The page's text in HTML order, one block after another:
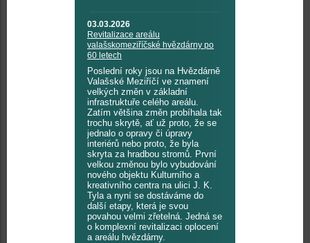
03.03.2026
Revitalizace areálu
valašskomeziříčské hvězdárny po
60 letech
Poslední roky jsou na Hvězdárně
Valašské Meziříčí ve znamení
velkých změn v základní
infrastruktuře celého areálu.
Zatím většina změn probíhala tak
trochu skrytě, ať už proto, že se
jednalo o opravy či úpravy
interiérů nebo proto, že byla
skryta za hradbou stromů. První
velkou změnou bylo vybudování
nového objektu Kulturního a
kreativního centra na ulici J. K.
Tyla a nyní se dostáváme do
další etapy, která je svou
povahou velmi zřetelná. Jedná se
o komplexní revitalizaci oplocení
a areálu hvězdárny.